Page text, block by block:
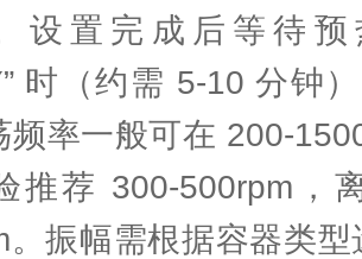
设置完成后等待预
时（约需 5-10 分钟
频率一般可在 200-
推荐 300-500rpm，
。振幅需根据容器类